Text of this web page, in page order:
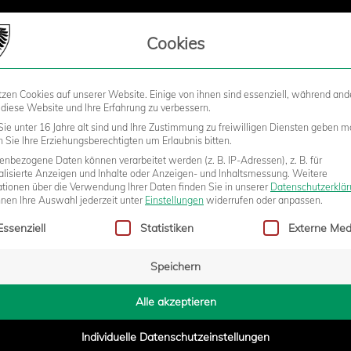
STADION BUSINESS KIDS
KOMMEN!
Pokals kommt der FC Bayern München ins Preußenstadion.
Ralf Loose über die Auslosung. „Ich habe ja schon
Cookies
Cookies auf unserer Website. Einige von ihnen sind essenziell, während
Website und Ihre Erfahrung zu verbessern.
unter 16 Jahre alt sind und Ihre Zustimmung zu freiwilligen Diensten geben
Sie Ihre Erziehungsberechtigten um Erlaubnis bitten.
Daten können verarbeitet werden (z. B. IP-Adressen), z. B. für
Anzeigen und Inhalte oder Anzeigen- und Inhaltsmessung. Weitere
über die Verwendung Ihrer Daten finden Sie in unserer
Ihre Auswahl jederzeit unter Einstellungen widerrufen oder anpassen.
eine Liste der Service-Gruppen, für die eine Einwilligung erteilt
Statistiken Externe
Speichern
Alle akzeptieren
Individuelle Datenschutzeinstellungen